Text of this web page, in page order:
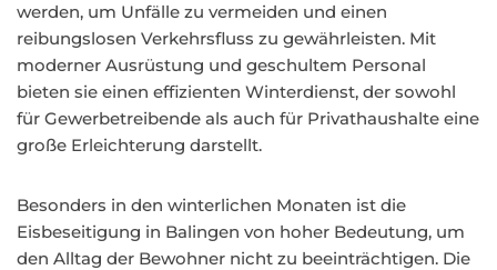
werden, um Unfälle zu vermeiden und einen
reibungslosen Verkehrsfluss zu gewährleisten. Mit
moderner Ausrüstung und geschultem Personal
bieten sie einen effizienten Winterdienst, der sowohl
für Gewerbetreibende als auch für Privathaushalte eine
große Erleichterung darstellt.
Besonders in den winterlichen Monaten ist die
Eisbeseitigung in Balingen von hoher Bedeutung, um
den Alltag der Bewohner nicht zu beeinträchtigen. Die